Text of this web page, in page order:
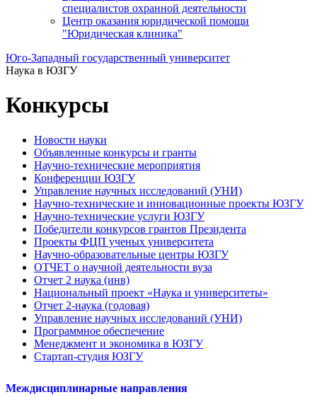
специалистов охранной деятельности
Центр оказания юридической помощи
"Юридическая клиника"
Юго-Западный государственный университет
Наука в ЮЗГУ
Конкурсы
Новости науки
Объявленные конкурсы и гранты
Научно-технические мероприятия
Конференции ЮЗГУ
Управление научных исследований (УНИ)
Научно-технические и инновационные проекты ЮЗГУ
Научно-технические услуги ЮЗГУ
Победители конкурсов грантов Президента
Проекты ФЦП ученых университета
Научно-образовательные центры ЮЗГУ
ОТЧЕТ о научной деятельности вуза
Отчет 2 наука (инв)
Национальный проект «Наука и университеты»
Отчет 2-наука (годовая)
Управление научных исследований (УНИ)
Программное обеспечение
Менеджмент и экономика в ЮЗГУ
Стартап-студия ЮЗГУ
Междисциплинарные направления